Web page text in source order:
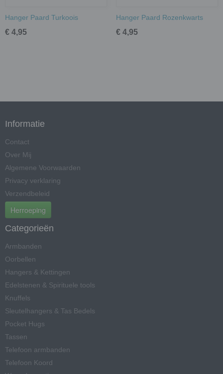
Hanger Paard Turkoois
€ 4,95
Hanger Paard Rozenkwarts
€ 4,95
Informatie
Contact
Over Mij
Algemene Voorwaarden
Privacy verklaring
Verzendbeleid
Herroeping
Categorieën
Armbanden
Oorbellen
Hangers & Kettingen
Edelstenen & Spirituele tools
Knuffels
Sleutelhangers & Tas Bedels
Pocket Hugs
Tassen
Telefoon armbanden
Telefoon Koord